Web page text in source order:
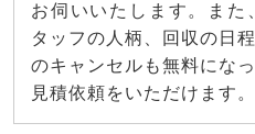
お伺いいたします。また
タッフの人柄、回収の日
のキャンセルも無料にな
見積依頼をいただけます。